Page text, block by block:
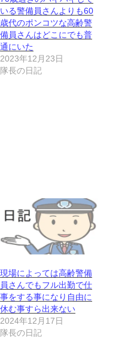
いる警備員さんよりも60
歳代のポンコツな高齢警
備員さんはどこにでも普
通にいた
2023年12月23日
隊長の日記
現場によっては高齢警備
員さんでもフル出勤で仕
事をする事になり自由に
休む事すら出来ない
2024年12月17日
隊長の日記